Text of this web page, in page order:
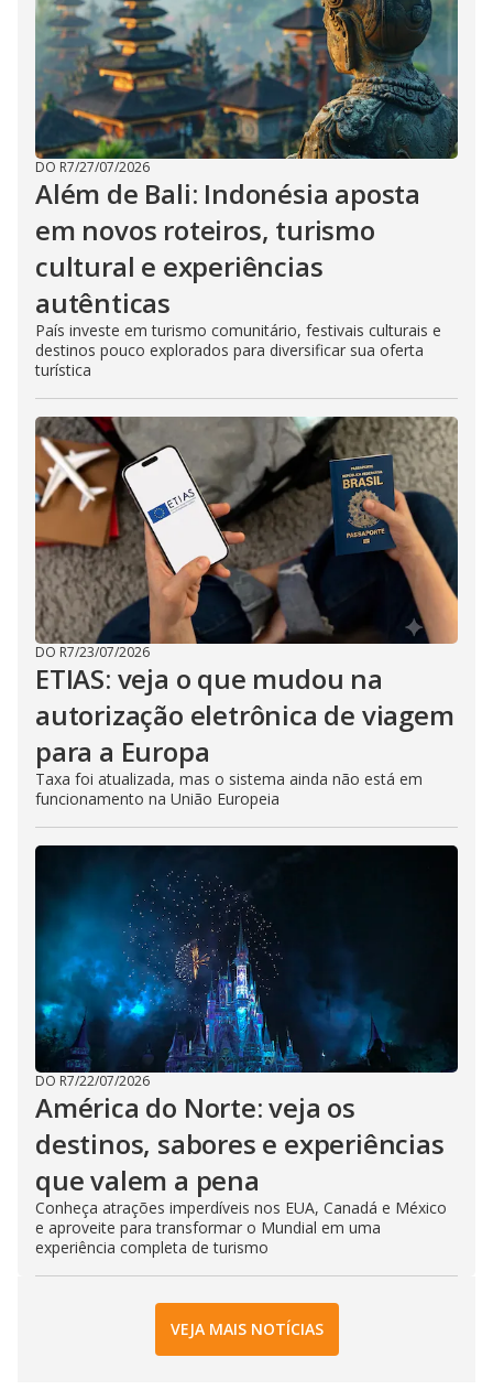
DO R7/27/07/2026
Além de Bali: Indonésia aposta
em novos roteiros, turismo
cultural e experiências
autênticas
País investe em turismo comunitário, festivais culturais e
destinos pouco explorados para diversificar sua oferta
turística
DO R7/23/07/2026
ETIAS: veja o que mudou na
autorização eletrônica de viagem
para a Europa
Taxa foi atualizada, mas o sistema ainda não está em
funcionamento na União Europeia
DO R7/22/07/2026
América do Norte: veja os
destinos, sabores e experiências
que valem a pena
Conheça atrações imperdíveis nos EUA, Canadá e México
e aproveite para transformar o Mundial em uma
experiência completa de turismo
VEJA MAIS NOTÍCIAS